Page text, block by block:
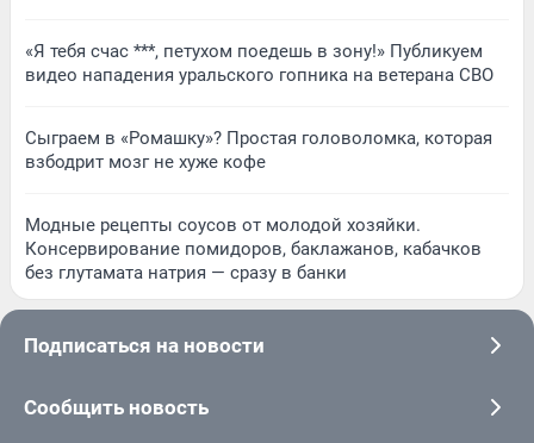
«Я тебя счас ***, петухом поедешь в зону!» Публикуем
видео нападения уральского гопника на ветерана СВО
Сыграем в «Ромашку»? Простая головоломка, которая
взбодрит мозг не хуже кофе
Модные рецепты соусов от молодой хозяйки.
Консервирование помидоров, баклажанов, кабачков
без глутамата натрия — сразу в банки
Подписаться на новости
Сообщить новость